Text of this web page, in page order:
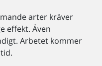
arter kräver
effekt. Även
Arbetet kommer